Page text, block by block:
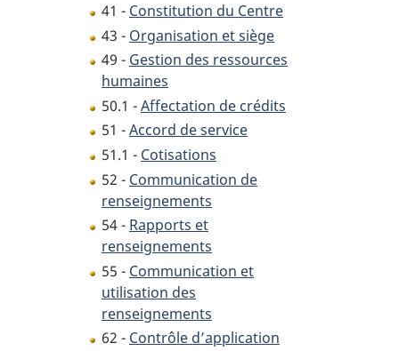
41 - Constitution du Centre
43 - Organisation et siège
49 - Gestion des ressources
humaines
50.1 -Affectation de crédits
51 -Accord de service
51.1 - Cotisations
52 - Communication de
renseignements
54 - Rapports et
renseignements
55 - Communication et
utilisation des
renseignements
62 - Contrôle d’application